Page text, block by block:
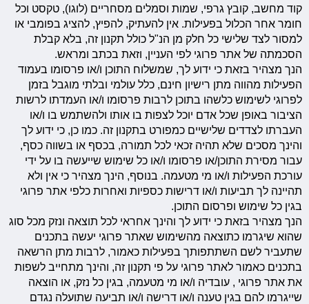
קוד מחשב, קובץ גרפי, שמות וסמלים מסחריים (לוגו), טקסט וכל
חומר אחר הכלול בפעילות. אין להעתיק, להפיץ, להציג בפומבי או
למסור לצד שלישי כל חלק מן הנ"ל כולל תקנון זה, בלא קבלת
הסכמתה של אתר פרוגי לפי העניין, וזאת בכתב ומראש.
הנך מצהיר בזאת כי ידוע לך, שמשלוח התוכן ו/או פרסומו בעמוד
הפעילות מהווה מתן רישיון חינם, כלל עולמי ובלתי מוגבל בזמן
לפרוגי לשימוש כלשהו בתוכן לרבות פרסומו ו/או העמדתו לרשות
הציבור באופן שכל אדם יוכל לצפות בו אותו ולהשתמש בו ו/או
העברתו לצדדים שלישיים כמפורט בתקנון זה. כמו כן, כי ידוע לך
והינך מסכים שלא תהיה זכאי לכל תמורה, בכסף או בשווה כסף,
עבור מסירת התוכן/או פרסומו ו/או כל שימוש שייעשה בו על ידי
עורכת הפעילות ו/או מי מטעמה. בנוסף, הינך מצהיר כי אין ולא
תהיינה לך תביעות ו/או דרישות כספיות ואחרות כלפי אתר פרוגי
בגין כל שימוש ופרסום התוכן.
הנך מצהיר בזאת כי ידוע לך והינך אחראי לכל תוצאה ונזק מכל סוג
שהוא שיגרמו כתוצאה מהשימוש שאתר פרוגי יעשה בתכנים
שתעביר לשם השתתפותך בפעילות כאמור, לרבות מתן הרשאה
בתכנים כאמור לאתר פרוגי על פי תקנון זה, והינך מתחייב לשפות
את אתר פרוגי , עובדיה ו/או מי מטעמה, בגין כל נזק, או הוצאה
שייגרמו להם בגין טענה ו/או דרישה ו/או תביעה שתועלה נגדם